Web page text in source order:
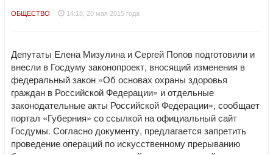
ОБЩЕСТВО 14:18, 20 мая 2015 года
Депутаты Елена Мизулина и Сергей Попов подготовили и
внесли в Госдуму законопроект, вносящий изменения в
федеральный закон «Об основах охраны здоровья
граждан в Российской Федерации» и отдельные
законодательные акты Российской Федерации», сообщает
портал «Губерния» со ссылкой на официальный сайт
Госдумы. Согласно документу, предлагается запретить
проведение операций по искусственному прерыванию